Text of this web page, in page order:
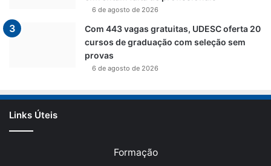
6 de agosto de 2026
Com 443 vagas gratuitas, UDESC oferta 20
cursos de graduação com seleção sem
provas
6 de agosto de 2026
Links Úteis
Formação